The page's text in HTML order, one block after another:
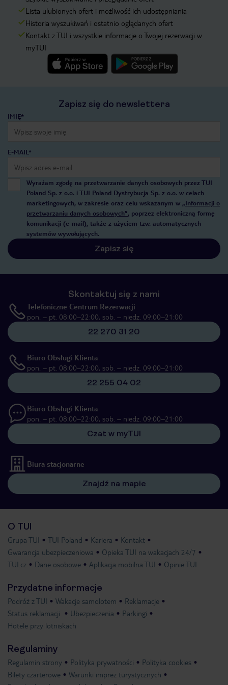
Lista ulubionych ofert i możliwość ich udostępniania
Historia wyszukiwań i ostatnio oglądanych ofert
Kontakt z TUI i wszystkie informacje o Twojej rezerwacji w
myTUI
Zapisz się do newslettera
IMIĘ*
E-MAIL*
Wyrażam zgodę na przetwarzanie danych osobowych przez TUI
Poland Sp. z o.o. i TUI Poland Dystrybucja Sp. z o.o. w celach
marketingowych, w zakresie oraz celu wskazanym w „Informacji o
przetwarzaniu danych osobowych”, poprzez elektroniczną formę
komunikacji (e-mail), także z użyciem tzw. automatycznych
systemów wywołujących.
Zapisz się
Skontaktuj się z nami
Telefoniczne Centrum Rezerwacji
pon. – pt. 08:00–22:00, sob. – niedz. 09:00–21:00
22 270 31 20
Biuro Obsługi Klienta
pon. – pt. 08:00–22:00, sob. – niedz. 09:00–21:00
22 255 04 02
Biuro Obsługi Klienta
pon. – pt. 08:00–22:00, sob. – niedz. 09:00–21:00
Czat w myTUI
Biura stacjonarne
Znajdź na mapie
O TUI
Grupa TUI TUI Poland Kariera
Kontakt
Gwarancja ubezpieczeniowa
Opieka TUI na wakacjach 24/7
TUI.cz
Dane osobowe Aplikacja mobilna TUI Opinie TUI
Przydatne informacje
Podróż z TUI Wakacje samolotem
Reklamacje
Status reklamacji
Ubezpieczenia
Parkingi
Hotele przy lotniskach
Regulaminy
Regulamin strony Polityka prywatności
Polityka cookies
Bilety czarterowe
Warunki imprez turystycznych